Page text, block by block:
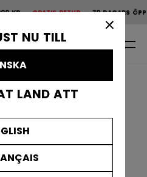
NU TILL
LAND ATT
animation.
RETUR30 DAGARS ÖPPET KÖP
Fri frakt över 2000 kr
0